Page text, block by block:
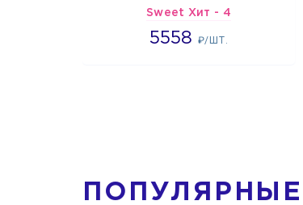
Sweet Хит - 4
5558 ₽/ШТ.
5558
ПОПУЛЯРНЫЕ